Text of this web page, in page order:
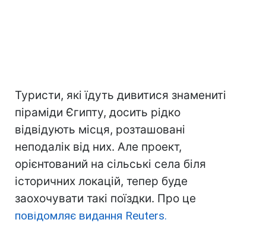
Туристи, які їдуть дивитися знамениті
піраміди Єгипту, досить рідко
відвідують місця, розташовані
неподалік від них. Але проект,
орієнтований на сільські села біля
історичних локацій, тепер буде
заохочувати такі поїздки. Про це
повідомляє видання Reuters.